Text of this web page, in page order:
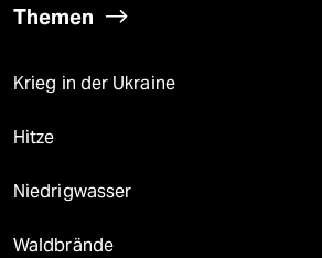
Themen
Krieg in der Ukraine
Hitze
Niedrigwasser
Waldbrände